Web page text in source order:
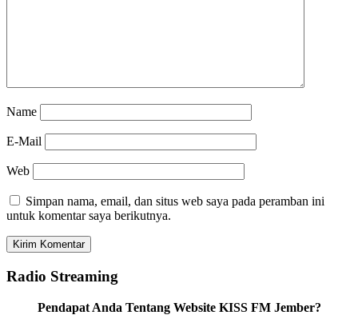
Name
E-Mail
Web
Simpan nama, email, dan situs web saya pada peramban ini
untuk komentar saya berikutnya.
Radio Streaming
Pendapat Anda Tentang Website KISS FM Jember?